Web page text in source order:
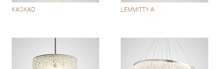
KASKAD LEMMITTY A